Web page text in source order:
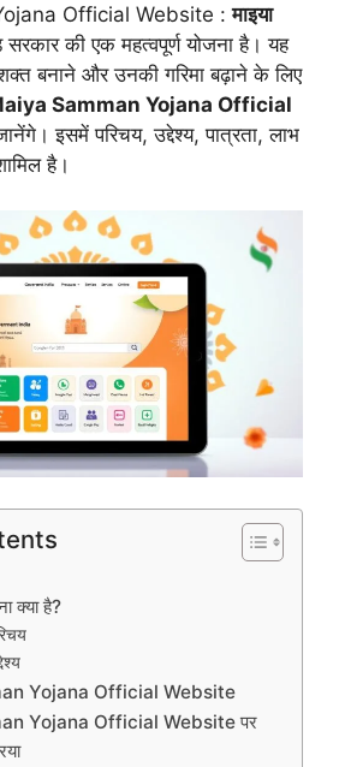
Official Website :माइया
की एक महत्वपूर्ण योजना है। यह
बनाने और उनकी गरिमा बढ़ाने के लिए
Samman Yojana Official
इसमें परिचय, उद्देश्य, पात्रता, लाभ
है।
क्या है?
Yojana Official Website
Yojana Official Website पर